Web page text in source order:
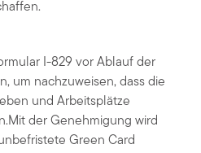
I-829 vor Ablauf der
um nachzuweisen, dass die
und Arbeitsplätze
der Genehmigung wird
Green Card